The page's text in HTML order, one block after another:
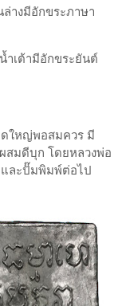
างมีอักขระภาษา
ำเต้ามีอักขระยันต์
ใหญ่พอสมควร มี
สมดีบุก โดยหลวงพ่อ
ละปั๊มพิมพ์ต่อไป